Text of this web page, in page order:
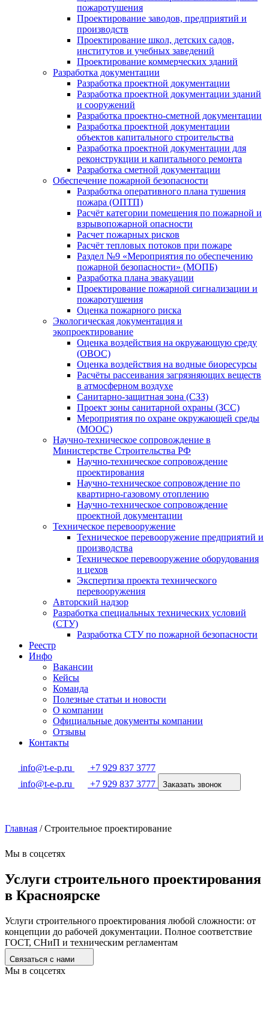
пожаротушения
Проектирование заводов, предприятий и
производств
Проектирование школ, детских садов,
институтов и учебных заведений
Проектирование коммерческих зданий
Разработка документации
Разработка проектной документации
Разработка проектной документации зданий
и сооружений
Разработка проектно-сметной документации
Разработка проектной документации
объектов капитального строительства
Разработка проектной документации для
реконструкции и капитального ремонта
Разработка сметной документации
Обеспечение пожарной безопасности
Разработка оперативного плана тушения
пожара (ОПТП)
Расчёт категории помещения по пожарной и
взрывопожарной опасности
Расчет пожарных рисков
Расчёт тепловых потоков при пожаре
Раздел №9 «Мероприятия по обеспечению
пожарной безопасности» (МОПБ)
Разработка плана эвакуации
Проектирование пожарной сигнализации и
пожаротушения
Оценка пожарного риска
Экологическая документация и
экопроектирование
Оценка воздействия на окружающую среду
(ОВОС)
Оценка воздействия на водные биоресурсы
Расчёты рассеивания загрязняющих веществ
в атмосферном воздухе
Санитарно-защитная зона (СЗЗ)
Проект зоны санитарной охраны (ЗСС)
Мероприятия по охране окружающей среды
(МООС)
Научно-техническое сопровождение в
Министерстве Строительства РФ
Научно-техническое сопровождение
проектирования
Научно-техническое сопровождение по
квартирно-газовому отоплению
Научно-техническое сопровождение
проектной документации
Техническое перевооружение
Техническое перевооружение предприятий и
производства
Техническое перевооружение оборудования
и цехов
Экспертиза проекта технического
перевооружения
Авторский надзор
Разработка специальных технических условий
(СТУ)
Разработка СТУ по пожарной безопасности
Реестр
Инфо
Вакансии
Кейсы
Команда
Полезные статьи и новости
О компании
Официальные документы компании
Отзывы
Контакты
info@t-e-p.ru
+7 929 837 3777
info@t-e-p.ru
+7 929 837 3777 Заказать звонок
Главная /Строительное проектирование
Мы в соцсетях
Услуги строительного проектирования
в Красноярске
Услуги строительного проектирования любой сложности: от
концепции до рабочей документации. Полное соответствие
ГОСТ, СНиП и техническим регламентам
Связаться с нами
Мы в соцсетях